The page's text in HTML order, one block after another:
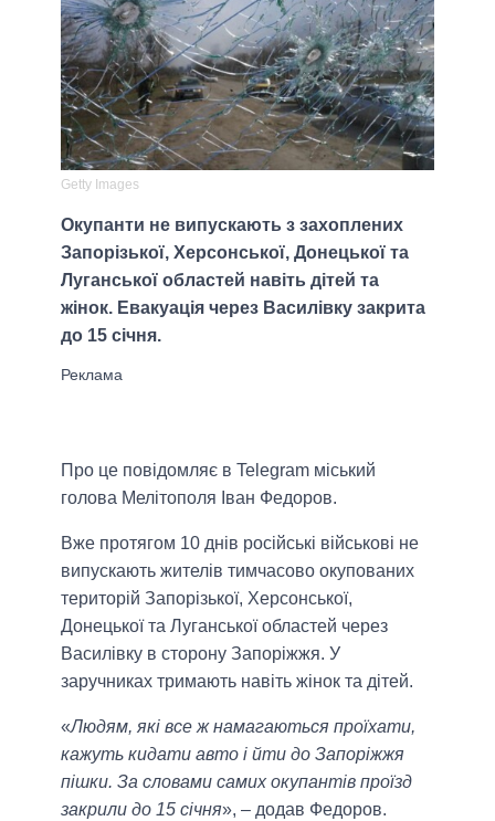
Getty Images
Окупанти не випускають з захоплених
Запорізької, Херсонської, Донецької та
Луганської областей навіть дітей та
жінок. Евакуація через Василівку закрита
до 15 січня.
Про це повідомляє в Telegram міський
голова Мелітополя Іван Федоров.
Вже протягом 10 днів російські військові не
випускають жителів тимчасово окупованих
територій Запорізької, Херсонської,
Донецької та Луганської областей через
Василівку в сторону Запоріжжя. У
заручниках тримають навіть жінок та дітей.
«Людям, які все ж намагаються проїхати,
кажуть кидати авто і йти до Запоріжжя
пішки. За словами самих окупантів проїзд
закрили до 15 січня», – додав Федоров.